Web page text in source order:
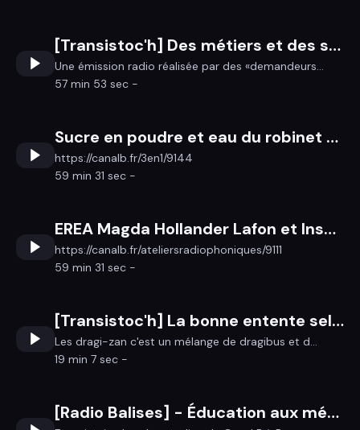
[Transistoc'h] Des métiers et des sons
Une émission radio réalisée par des «demandeurs...
57 min 53 sec -
Sucre en poudre et eau du robinet ou comment jouer avec l’absurde pour déconstruire les diktats (avec Amélie Durand) / Nouveaux coussins pour le yacht de Bernard : la cagnotte solidaire de Debout 35
https://canalb.fr/3en1/9144
59 min 31 sec -
EREA Magda Hollander Lafon et Insa Sané
https://canalb.fr/ateliersradiophoniques/9111
59 min 31 sec -
[Transistoc'h] La bonne entente selon les Dragi-zan
Les dragi-zan c'est un mélange de dragibus et d...
19 min 7 sec -
[Radio Balises] - Éducation aux médias et à l’information : enjeux et pratiques en Bretagne